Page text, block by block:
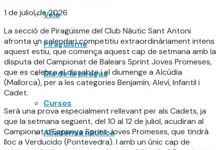
Vela
Piragüisme
Dia de la piragua
Cursos
Acadèmia nàutica
1 de juliol de 2026
La secció de Piragüisme del Club Nàutic Sant Antoni
afronta un calendari competitiu extraordinàriament intens
aquest estiu, que comença aquest cap de setmana amb la
disputa del Campionat de Balears Sprint Joves Promeses,
que es celebra el dissabte i el diumenge a Alcúdia
(Mallorca), per a les categories Benjamín, Aleví, Infantil i
Cadet.
Serà una prova especialment rellevant per als Cadets, ja
que la setmana següent, del 10 al 12 de juliol, acudiran al
Campionat d’Espanya Sprint Joves Promeses, que tindrà
lloc a Verducido (Pontevedra). I amb un únic cap de